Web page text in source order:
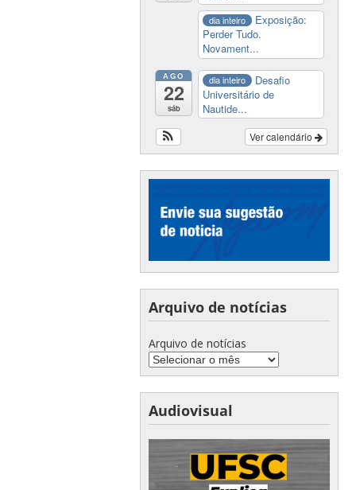
dia inteiro
Exposição:
Perder Tudo.
Novament...
AGO
22
sáb
dia inteiro
Desafio
Universitário de
Nautide...
Ver calendário
Arquivo de notícias
Arquivo de notícias
Audiovisual